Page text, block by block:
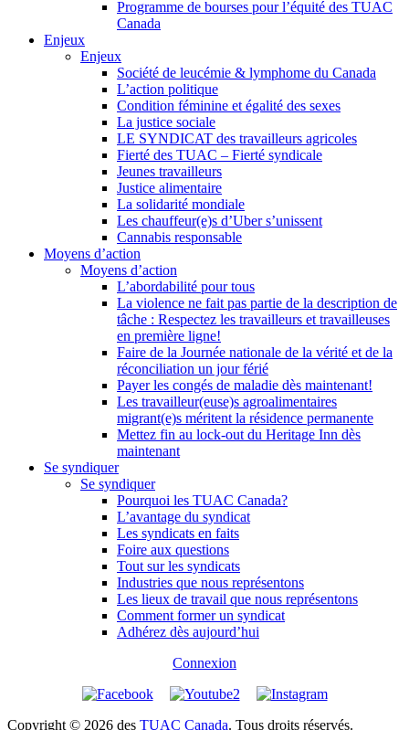
Programme de bourses pour l’équité des TUAC
Canada
Enjeux
Enjeux
Société de leucémie & lymphome du Canada
L’action politique
Condition féminine et égalité des sexes
La justice sociale
LE SYNDICAT des travailleurs agricoles
Fierté des TUAC – Fierté syndicale
Jeunes travailleurs
Justice alimentaire
La solidarité mondiale
Les chauffeur(e)s d’Uber s’unissent
Cannabis responsable
Moyens d’action
Moyens d’action
L’abordabilité pour tous
La violence ne fait pas partie de la description de
tâche : Respectez les travailleurs et travailleuses
en première ligne!
Faire de la Journée nationale de la vérité et de la
réconciliation un jour férié
Payer les congés de maladie dès maintenant!
Les travailleur(euse)s agroalimentaires
migrant(e)s méritent la résidence permanente
Mettez fin au lock-out du Heritage Inn dès
maintenant
Se syndiquer
Se syndiquer
Pourquoi les TUAC Canada?
L’avantage du syndicat
Les syndicats en faits
Foire aux questions
Tout sur les syndicats
Industries que nous représentons
Les lieux de travail que nous représentons
Comment former un syndicat
Adhérez dès aujourd’hui
Connexion
Copyright © 2026 des TUAC Canada. Tous droits réservés.